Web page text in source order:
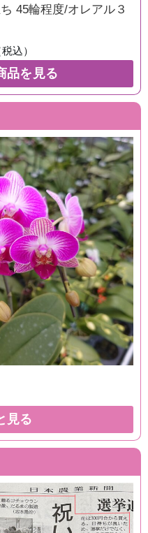
45輪程度/オレアル３
込）
品を見る
見る